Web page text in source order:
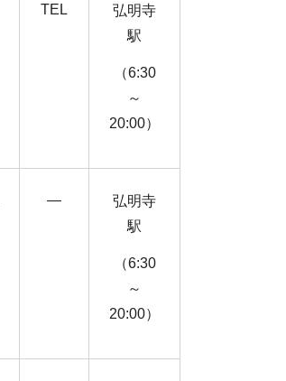
TEL
弘明寺
駅
（6:30
～
20:00）
―
弘明寺
駅
（6:30
～
20:00）